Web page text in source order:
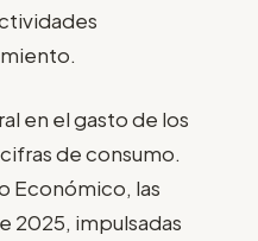
en el gasto de los
de consumo.
Económico, las
2025, impulsadas